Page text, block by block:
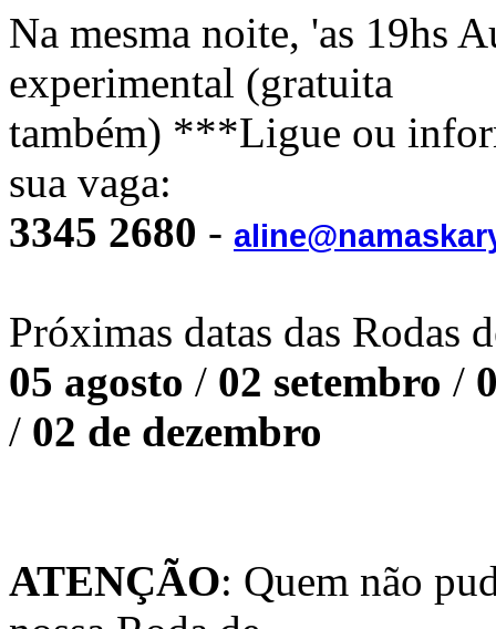
Na mesma noite, 'as 19hs
experimental (gratuita
também) ***Ligue ou
sua vaga:
3345 2680 -
Próximas datas das Rodas
05 agosto / 02 setembro /
/ 02 de dezembro
ATENÇÃO: Quem não